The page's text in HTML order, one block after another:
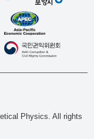
Physics. All rights